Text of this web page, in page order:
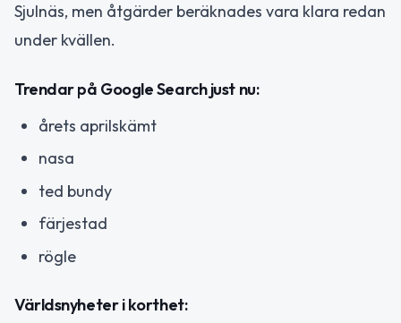
Sjulnäs, men åtgärder beräknades vara klara redan
under kvällen.
Trendar på Google Search just nu:
årets aprilskämt
nasa
ted bundy
färjestad
rögle
Världsnyheter i korthet: